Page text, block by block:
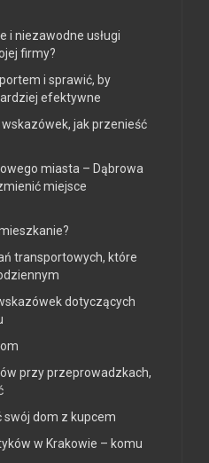
i niezawodne usługi
firmy?
i sprawić, by
efektywne
jak przenieść
miasta – Dąbrowa
miejsce
transportowych, które
dotyczących
przy przeprowadzkach,
dom z kupcem
w Krakowie – komu